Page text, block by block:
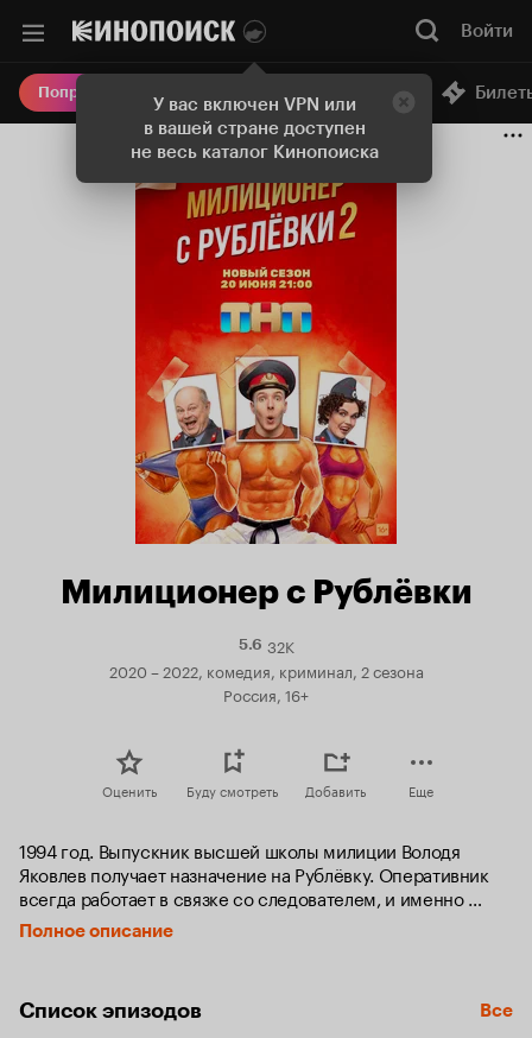
У вас включен VPN или
в вашей стране доступен
не весь каталог Кинопоиска
Войти
Попробовать Плюс Онлайн-кинотеатр
Милиционер с Рублёвки
5.6Рейтинг
5.6
32K
2020 – 2022, комедия, криминал, 2 сезона
Россия, 16+
Оценить Буду смотреть Добавить Еще
1994 год. Выпускник высшей школы милиции Володя
Яковлев получает назначение на Рублёвку. Оперативник
всегда работает в связке со следователем, и именно
так Яковлев знакомится с Гудковой — уже тогда очень
странной, но не такой потерянной для мира. Вдвоем
к культовым боевикам, то выясняют, кто украл чемодан
Полное описание
Список эпизодов Все